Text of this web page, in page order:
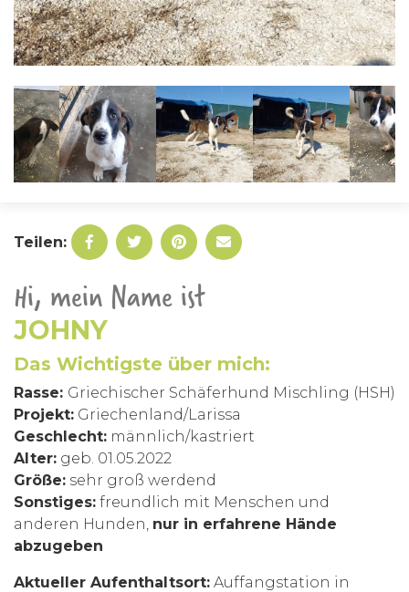
Teilen:
Hi, mein Name ist
JOHNY
Das Wichtigste über mich:
Rasse: Griechischer Schäferhund Mischling (HSH)
Projekt: Griechenland/Larissa
Geschlecht: männlich/kastriert
Alter: geb. 01.05.2022
Größe: sehr groß werdend
Sonstiges: freundlich mit Menschen und
anderen Hunden, nur in erfahrene Hände
abzugeben
Aktueller Aufenthaltsort: Auffangstation in